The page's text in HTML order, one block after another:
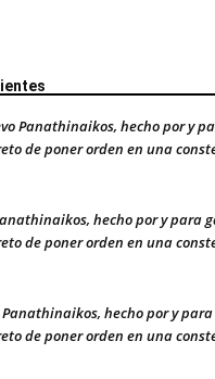
Panathinaikos, hecho por y
de poner orden en una
hecho por y para
de poner orden en una
Panathinaikos, hecho por y
de poner orden en una